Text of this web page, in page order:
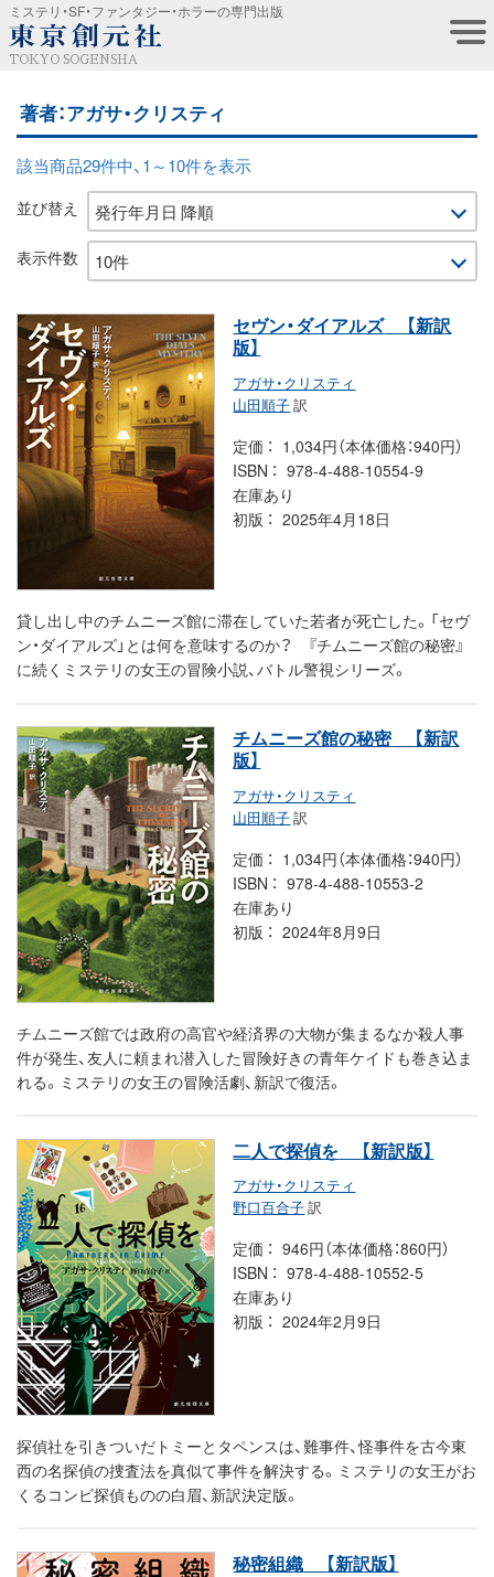
ミステリ・SF・ファンタジー・ホラーの専門出版
TOKYO SOGENSHA
著者：アガサ・クリスティ
該当商品29件中、1～10件を表示
並び替え
表示件数
セヴン・ダイアルズ
【新訳
版】
アガサ・クリスティ
山田順子訳
定価
1,034円（本体価格：940円）
ISBN
978-4-488-10554-9
在庫あり
初版
2025年4月18日
貸し出し中のチムニーズ館に滞在していた若者が死亡した。「セヴ
ン・ダイアルズ」とは何を意味するのか？ 『チムニーズ館の秘密』
に続くミステリの女王の冒険小説、バトル警視シリーズ。
チムニーズ館の秘密
【新訳
版】
アガサ・クリスティ
山田順子訳
定価
1,034円（本体価格：940円）
ISBN
978-4-488-10553-2
在庫あり
初版
2024年8月9日
チムニーズ館では政府の高官や経済界の大物が集まるなか殺人事
件が発生、友人に頼まれ潜入した冒険好きの青年ケイドも巻き込ま
れる。ミステリの女王の冒険活劇、新訳で復活。
二人で探偵を 【新訳版】
アガサ・クリスティ
野口百合子訳
定価
946円（本体価格：860円）
ISBN
978-4-488-10552-5
在庫あり
初版
2024年2月9日
探偵社を引きついだトミーとタペンスは、難事件、怪事件を古今東
西の名探偵の捜査法を真似て事件を解決する。ミステリの女王がお
くるコンビ探偵ものの白眉、新訳決定版。
秘密組織 【新訳版】